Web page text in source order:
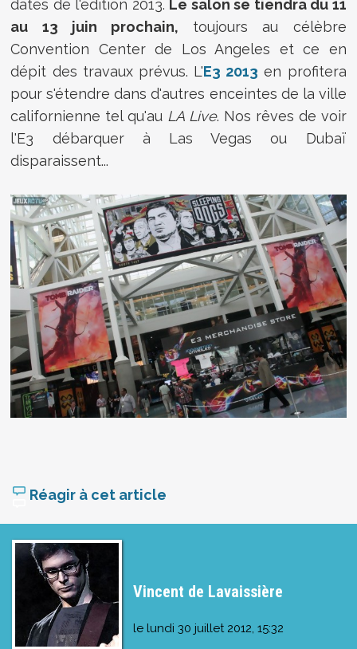
dates de l'édition 2013. Le salon se tiendra du 11
au 13 juin prochain, toujours au célèbre
Convention Center de Los Angeles et ce en
dépit des travaux prévus. L'E3 2013 en profitera
pour s'étendre dans d'autres enceintes de la ville
californienne tel qu'au LA Live. Nos rêves de voir
l'E3 débarquer à Las Vegas ou Dubaï
disparaissent...
Réagir à cet article
Vincent de Lavaissière
le lundi 30 juillet 2012, 15:32